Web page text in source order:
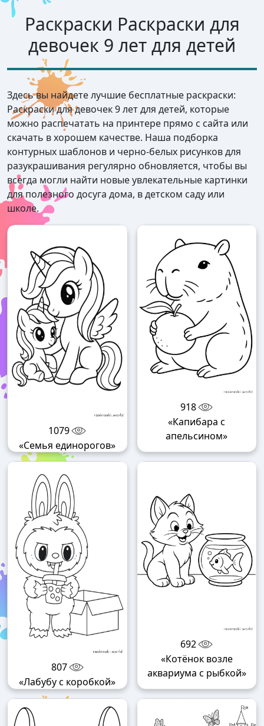
Раскраски Раскраски для
девочек 9 лет для детей
Здесь вы найдете лучшие бесплатные раскраски:
Раскраски для девочек 9 лет для детей, которые
можно распечатать на принтере прямо с сайта или
скачать в хорошем качестве. Наша подборка
контурных шаблонов и черно-белых рисунков для
разукрашивания регулярно обновляется, чтобы вы
всегда могли найти новые увлекательные картинки
для полезного досуга дома, в детском саду или
школе.
1079
«Семья единорогов»
918
«Капибара с
апельсином»
807
«Лабубу с коробкой»
692
«Котёнок возле
аквариума с рыбкой»